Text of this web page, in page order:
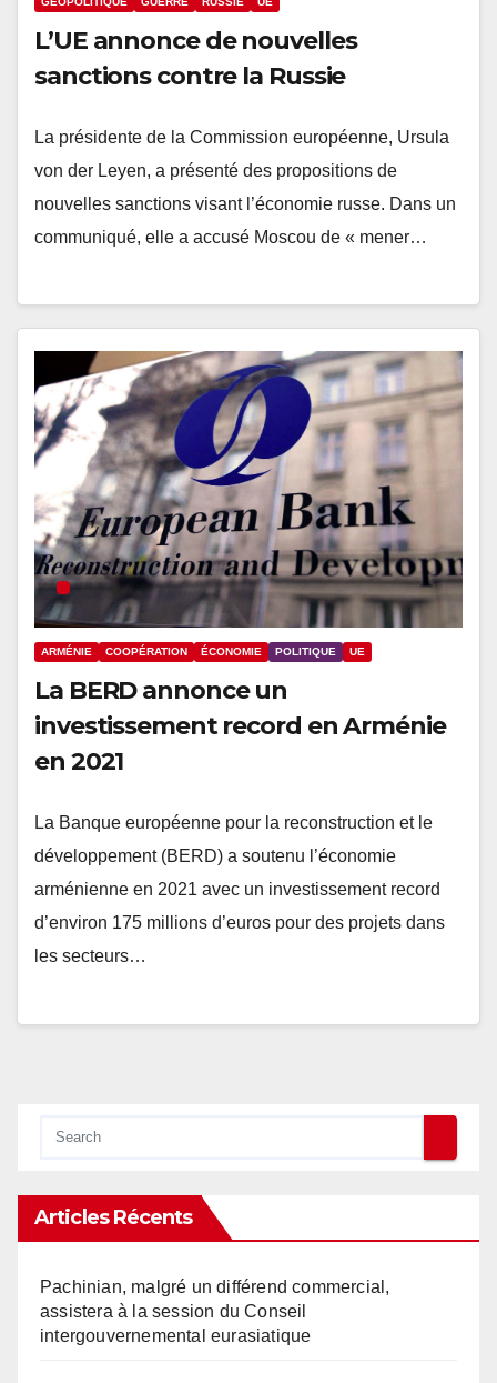
L’UE annonce de nouvelles
sanctions contre la Russie
La présidente de la Commission européenne, Ursula
von der Leyen, a présenté des propositions de
nouvelles sanctions visant l’économie russe. Dans un
communiqué, elle a accusé Moscou de « mener…
ARMÉNIE COOPÉRATION ÉCONOMIE POLITIQUE UE
La BERD annonce un
investissement record en Arménie
en 2021
La Banque européenne pour la reconstruction et le
développement (BERD) a soutenu l’économie
arménienne en 2021 avec un investissement record
d’environ 175 millions d’euros pour des projets dans
les secteurs…
Articles Récents
Pachinian, malgré un différend commercial,
assistera à la session du Conseil
intergouvernemental eurasiatique